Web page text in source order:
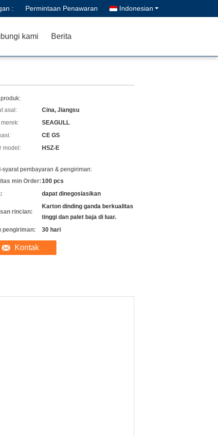
: Permintaan Penawaran Indonesian
kami Berita
asal:
Cina, Jiangsu
merek:
SEAGULL
CE GS
model:
HSZ-E
syarat pembayaran & pengiriman:
min Order:100 pcs
dapat dinegosiasikan
rincian:
Karton dinding ganda berkualitas
tinggi dan palet baja di luar.
pengiriman:
30 hari
Kontak